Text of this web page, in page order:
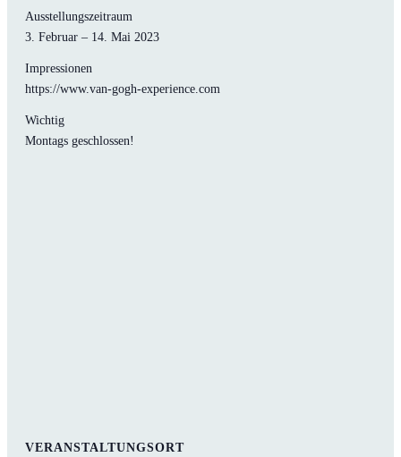
Ausstellungszeitraum
3. Februar – 14. Mai 2023
Impressionen
https://www.van-gogh-experience.com
Wichtig
Montags geschlossen!
VERANSTALTUNGSORT